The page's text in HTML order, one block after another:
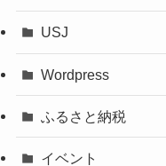
USJ
Wordpress
ふるさと納税
イベント